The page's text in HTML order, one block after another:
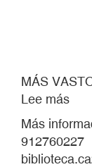
MÁS
Lee más
Más
912760227